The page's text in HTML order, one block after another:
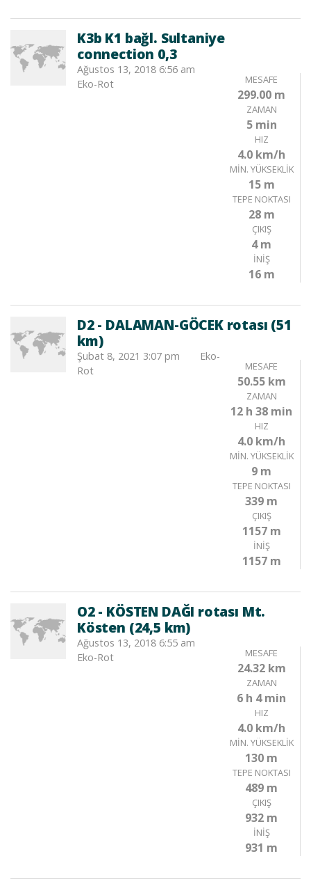
K3b K1 bağl. Sultaniye
connection 0,3
MESAFE
299.00 m
ZAMAN
5 min
HIZ
4.0 km/h
MIN. YÜKSEKLIK
15 m
TEPE NOKTASI
28 m
ÇIKIŞ
4 m
İNIŞ
16 m
Ağustos 13, 2018 6:56 am
Eko-Rot
D2 - DALAMAN-GÖCEK rotası (51
km)
MESAFE
50.55 km
ZAMAN
12 h 38 min
HIZ
4.0 km/h
MIN. YÜKSEKLIK
9 m
TEPE NOKTASI
339 m
ÇIKIŞ
1157 m
İNIŞ
1157 m
Şubat 8, 2021 3:07 pm
Eko-
Rot
O2 - KÖSTEN DAĞI rotası Mt.
Kösten (24,5 km)
MESAFE
24.32 km
ZAMAN
6 h 4 min
HIZ
4.0 km/h
MIN. YÜKSEKLIK
130 m
TEPE NOKTASI
489 m
ÇIKIŞ
932 m
İNIŞ
931 m
Ağustos 13, 2018 6:55 am
Eko-Rot